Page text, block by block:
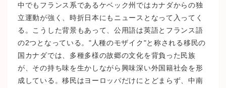
中でもフランス系であるケベック州ではカナダからの独
立運動が強く、時折日本にもニュースとなって入ってく
る。こうした背景もあって、公用語は英語とフランス語
の2つとなっている。"人種のモザイク"と称される移民の
国カナダでは、多種多様の故郷の文化を背負った民族
が、その持ち味を生かしながら興味深い外国籍社会を形
成している。移民はヨーロッパだけにとどまらず、中南